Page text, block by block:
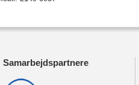
Samarbejdspartnere